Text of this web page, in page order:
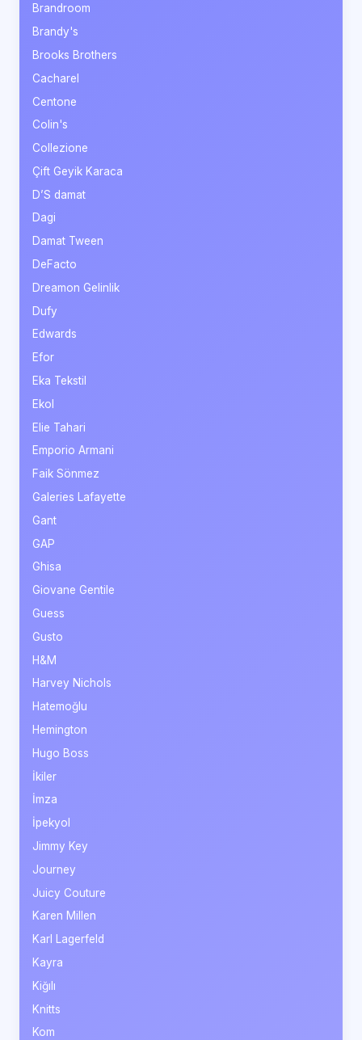
Brandroom
Brandy's
Brooks Brothers
Cacharel
Centone
Colin's
Collezione
Çift Geyik Karaca
D’S damat
Dagi
Damat Tween
DeFacto
Dreamon Gelinlik
Dufy
Edwards
Efor
Eka Tekstil
Ekol
Elie Tahari
Emporio Armani
Faik Sönmez
Galeries Lafayette
Gant
GAP
Ghisa
Giovane Gentile
Guess
Gusto
H&M
Harvey Nichols
Hatemoğlu
Hemington
Hugo Boss
İkiler
İmza
İpekyol
Jimmy Key
Journey
Juicy Couture
Karen Millen
Karl Lagerfeld
Kayra
Kiğılı
Knitts
Kom